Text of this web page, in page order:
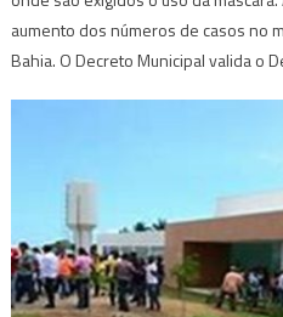
aumento dos números de casos no
Bahia. O Decreto Municipal valida o